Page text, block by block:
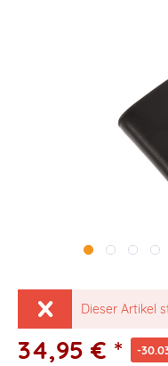
Dieser Artikel
34,95 € * -